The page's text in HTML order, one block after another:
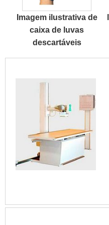
Imagem ilustrativa de
caixa de luvas
descartáveis